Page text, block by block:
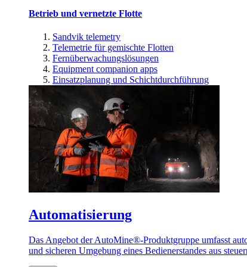
Betrieb und vernetzte Flotte
Sandvik telemetry
Telemetrie für gemischte Flotten
Fernüberwachungslösungen
Equipment companion apps
Einsatzplanung und Schichtdurchführung
Automatisierung
Das Angebot der AutoMine®-Produktgruppe umfasst
und sicheren Umgebung eines Bedienerstandes aus